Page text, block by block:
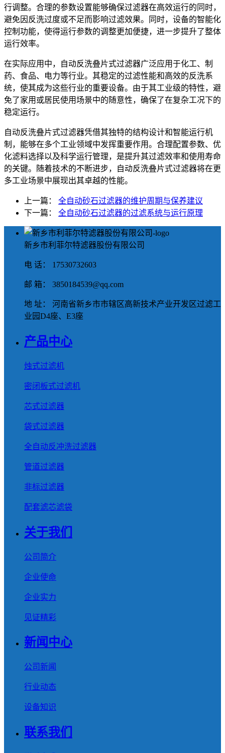
行调整。合理的参数设置能够确保过滤器在高效运行的同时，
避免因反洗过度或不足而影响过滤效果。同时，设备的智能化
控制功能，使得运行参数的调整更加便捷，进一步提升了整体
运行效率。
在实际应用中，自动反洗叠片式过滤器广泛应用于化工、制
药、食品、电力等行业。其稳定的过滤性能和高效的反洗系
统，使其成为这些行业的重要设备。由于其工业级的特性，避
免了家用或居民使用场景中的随意性，确保了在复杂工况下的
稳定运行。
自动反洗叠片式过滤器凭借其独特的结构设计和智能运行机
制，能够在多个工业领域中发挥重要作用。合理配置参数、优
化滤料选择以及科学运行管理，是提升其过滤效率和使用寿命
的关键。随着技术的不断进步，自动反洗叠片式过滤器将在更
多工业场景中展现出其卓越的性能。
上一篇： 全自动砂石过滤器的维护周期与保养建议
下一篇： 全自动砂石过滤器的过滤系统与运行原理
新乡市利菲尔特滤器股份有限公司
电 话： 17530732603
邮 箱： 3850184539@qq.com
地 址： 河南省新乡市市辖区高新技术产业开发区过滤工
业园D4座、E3座
产品中心
烛式过滤机
密闭板式过滤机
芯式过滤器
袋式过滤器
全自动反冲洗过滤器
管道过滤器
非标过滤器
配套滤芯滤袋
关于我们
公司简介
企业使命
企业实力
见证精彩
新闻中心
公司新闻
行业动态
设备知识
联系我们